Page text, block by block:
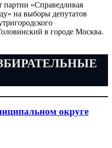
партии «Справедливая
на выборы депутатов
в городе Москва.
округе